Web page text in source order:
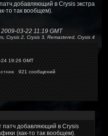
добавляющий в Crysis экстра
то так вообщем).
03-22 11:19 GMT
Crysis 2, Crysis 3, Remastered, Crysis 4
19:26 GMT
921 сообщений
патч добавляющий в Crysis
(как-то так вообщем).